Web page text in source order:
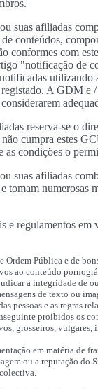
suas afiliadas
conteúdos,
conformes com
"notificação de
A GDM e /
reserva-se o
cumpra estes
as condições o
suas afiliadas
tomam numerosas
e regulamentos
Ordem Pública e de
ao conteúdo
a integridade de
de texto ou
pessoas e as regras
proibidos os
grosseiros, vulgares,
em matéria de
ou a reputação do